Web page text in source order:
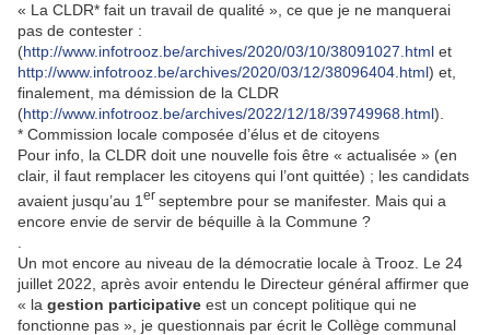
« La CLDR* fait un travail de qualité », ce que je ne manquerai
pas de contester :
(http://www.infotrooz.be/archives/2020/03/10/38091027.html et
http://www.infotrooz.be/archives/2020/03/12/38096404.html) et,
finalement, ma démission de la CLDR
(http://www.infotrooz.be/archives/2022/12/18/39749968.html).
* Commission locale composée d’élus et de citoyens
Pour info, la CLDR doit une nouvelle fois être « actualisée » (en
clair, il faut remplacer les citoyens qui l’ont quittée) ; les candidats
avaient jusqu’au 1 er septembre pour se manifester. Mais qui a
encore envie de servir de béquille à la Commune ?
Un mot encore au niveau de la démocratie locale à Trooz. Le 24
juillet 2022, après avoir entendu le Directeur général affirmer que
« la gestion participative est un concept politique qui ne
fonctionne pas », je questionnais par écrit le Collège communal